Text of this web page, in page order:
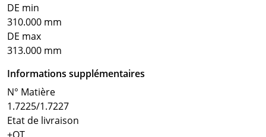
DE min
310.000 mm
DE max
313.000 mm
Informations supplémentaires
N° Matière
1.7225/1.7227
Etat de livraison